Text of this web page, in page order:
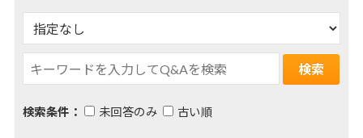
検索条件： 未回答のみ 古い順